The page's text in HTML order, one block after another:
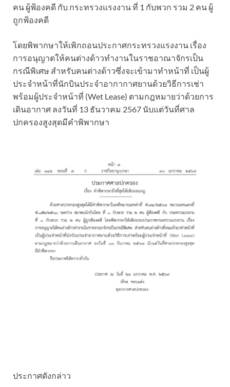
คน ผู้ฟ้องคดี กับ กระทรวงแรงงาน ที่ 1 กับพวก รวม 2 คน ผู้
ถูกฟ้องคดี
โดยพิพากษาให้เพิกถอนประกาศกระทรวงแรงงาน เรื่อง
การอนุญาตให้คนต่างด้าวทำงานในราชอาณาจักรเป็น
กรณีพิเศษ สำหรับคนต่างด้าวซึ่งจะเข้ามาทำหน้าที่ เป็นผู้
ประจำหน้าที่นักบินประจำอากากาศยานด้วยวิธีการเช่า
พร้อมผู้ประจำหน้าที่ (Wet Lease) ตามกฎหมายว่าด้วยการ
เดินอากาศ ลงวันที่ 13 ธันวาคม 2567 นับแต่วันที่ศาล
ปกครองสูงสุดมีคำพิพากษา
ประกาศดังกล่าว